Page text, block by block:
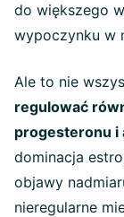
do większego
wypoczynku w
Ale to nie
regulować
progesteronu i
dominacja
objawy
nieregularne